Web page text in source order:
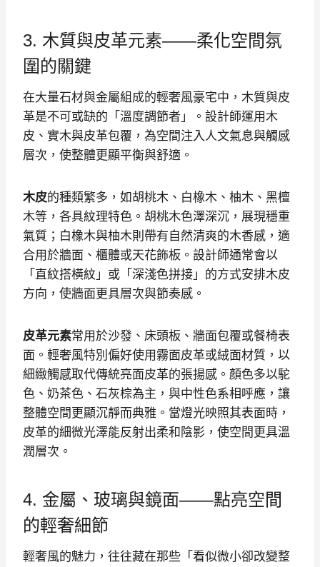
3. 木質與皮革元素——柔化空間氛
圍的關鍵
在大量石材與金屬組成的輕奢風豪宅中，木質與皮
革是不可或缺的「溫度調節者」。設計師運用木
皮、實木與皮革包覆，為空間注入人文氣息與觸感
層次，使整體更顯平衡與舒適。
木皮的種類繁多，如胡桃木、白橡木、柚木、黑檀
木等，各具紋理特色。胡桃木色澤深沉，展現穩重
氣質；白橡木與柚木則帶有自然清爽的木香感，適
合用於牆面、櫃體或天花飾板。設計師通常會以
「直紋搭橫紋」或「深淺色拼接」的方式安排木皮
方向，使牆面更具層次與節奏感。
皮革元素常用於沙發、床頭板、牆面包覆或餐椅表
面。輕奢風特別偏好使用霧面皮革或絨面材質，以
細緻觸感取代傳統亮面皮革的張揚感。顏色多以駝
色、奶茶色、石灰棕為主，與中性色系相呼應，讓
整體空間更顯沉靜而典雅。當燈光映照其表面時，
皮革的細微光澤能反射出柔和陰影，使空間更具溫
潤層次。
4. 金屬、玻璃與鏡面——點亮空間
的輕奢細節
輕奢風的魅力，往往藏在那些「看似微小卻改變整